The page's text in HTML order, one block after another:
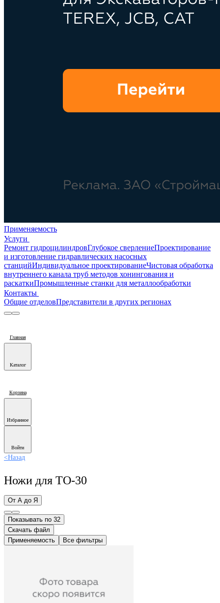
Применяемость
Услуги
Ремонт гидроцилиндровГлубокое сверлениеПроектирование
и изготовление гидравлических насосных
станцийИндивидуальное проектированиеЧистовая обработка
внутреннего канала труб методов хонингования и
раскаткиПромышленные станки для металлообработки
Контакты
Общие отделовПредставители в других регионах
Главная
Каталог
Корзина
Избранное
Войти
<Назад
Ножи для ТО-30
От А до Я
Показывать по 32
Скачать файл
Применяемость
Все фильтры